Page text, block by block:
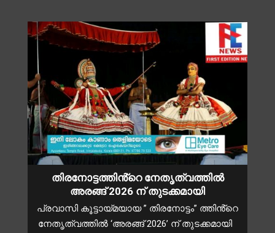
തിരനോട്ടത്തിൻ്റെ നേതൃത്വത്തിൽ
അരങ്ങ് 2026 ന് തുടക്കമായി
പ്രവാസി കൂട്ടായ്മയായ ” തിരനോട്ടം” ത്തിൻ്റെ
നേതൃത്വത്തിൽ ‘അരങ്ങ് 2026’ ന് തുടക്കമായി